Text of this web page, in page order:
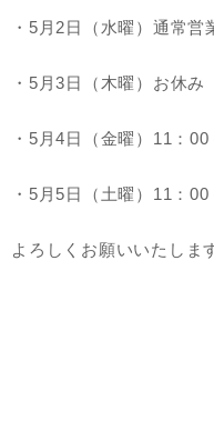
・5月2日（水曜）通常営
・5月3日（木曜）お休み
・5月4日（金曜）11：
・5月5日（土曜）11：
よろしくお願いいたしま